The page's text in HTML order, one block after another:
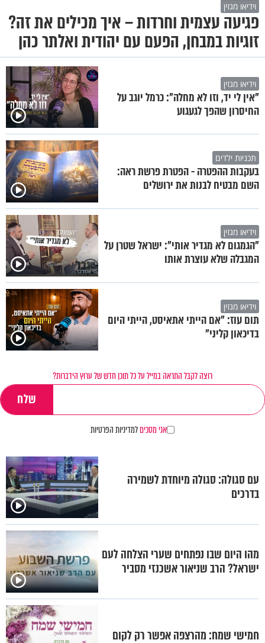
וידיאו מגזין
פגיעה עצמית וחרדות – איך מכילים את זה?
זוגיות במבחן, הפעם עם יהודית ואלתר כהן
וידיאו מגזין
"אין לי יד, וזו לא מחלה": כרמל יוגב על
החיסרון שהפך לגעגוע
תכניות ילדים
בעקבות ההפטרה - הפטרת פרשת ראה:
השם מבטיח לבנות את ירושלים
וידיאו מגזין
"הגמגום לא מגדיר אותי": ישראל שטרן על
המגבלה שלא עוצרת אותו
וידיאו מגזין
תום עוז: "אם הייתי אתאיסט, הייתי היום
בדיכאון קליני"
רוצה לקבל התראה במייל על כל תוכן חדש של ערוץ הידברות?
אני מסכיםלמדיניות הפרטיות
עם סגולה: סגולה מיוחדת לשמירה
בדרכים
מהו היום שבו נפתחים שערי הצלחה לעם
ישראל? הרב שניאור אשכנזי מסביר
חמישי שמח: מהרצפה אפשר רק לקום